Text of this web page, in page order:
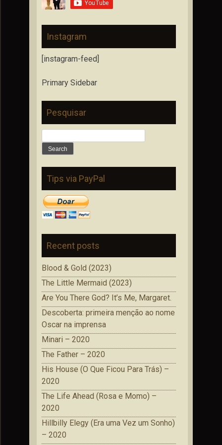
Instagram
[instagram-feed]
Primary Sidebar
Pesquisar
for:
Tips via PayPal
Recent posts
Blood & Gold (2023)
The Little Mermaid (2023)
Are You There God? It’s Me, Margaret.
Descoberta: primeira menção ao nome
Oscar na imprensa
Minari – 2020
The Father – 2020
His House (O Que Ficou Para Trás) –
2020
The Life Ahead (Rosa e Momo) –
2020
Hillbilly Elegy (Era uma Vez um Sonho)
– 2020